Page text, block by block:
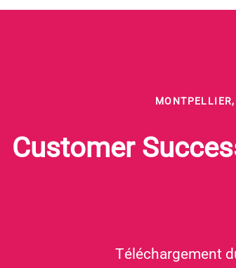
Customer
Téléchargement